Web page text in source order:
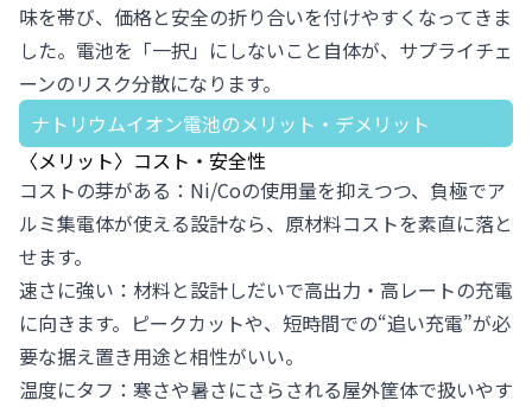
味を帯び、価格と安全の折り合いを付けやすくなってきま
した。電池を「一択」にしないこと自体が、サプライチェ
ーンのリスク分散になります。
ナトリウムイオン電池のメリット・デメリット
〈メリット〉コスト・安全性
コストの芽がある：Ni/Coの使用量を抑えつつ、負極でア
ルミ集電体が使える設計なら、原材料コストを素直に落と
せます。
速さに強い：材料と設計しだいで高出力・高レートの充電
に向きます。ピークカットや、短時間での“追い充電”が必
要な据え置き用途と相性がいい。
温度にタフ：寒さや暑さにさらされる屋外筐体で扱いやす